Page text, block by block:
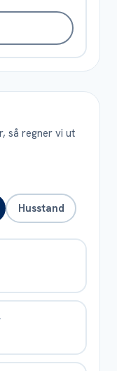
så regner vi ut
Husstand